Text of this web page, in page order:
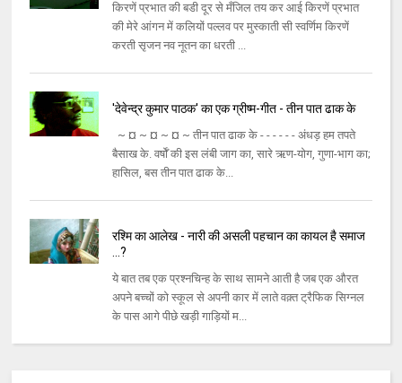
किरणें प्रभात की बडी दूर से मँजिल तय कर आई किरणें प्रभात
की मेरे आंगन में कलियों पल्लव पर मुस्काती सी स्वर्णिम किरणें
करती सृजन नव नूतन का धरती ...
'देवेन्द्र कुमार पाठक' का एक ग्रीष्म-गीत - तीन पात ढाक के
~ ¤ ~ ¤ ~ ¤ ~ तीन पात ढाक के - - - - - - अंधड़ हम तपते
बैसाख के. वर्षोँ की इस लंबी जाग का, सारे ऋण-योग, गुणा-भाग का;
हासिल, बस तीन पात ढाक के...
रश्मि का आलेख - नारी की असली पहचान का कायल है समाज
...?
ये बात तब एक प्रश्नचिन्ह के साथ सामने आती है जब एक औरत
अपने बच्चों को स्कूल से अपनी कार में लाते वक़्त ट्रैफिक सिग्नल
के पास आगे पीछे खड़ी गाड़ियों म...